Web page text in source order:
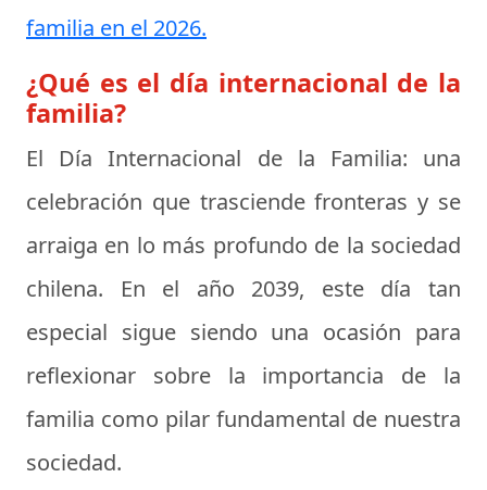
familia en el 2026.
¿Qué es el día internacional de la
familia?
El Día Internacional de la Familia: una
celebración que trasciende fronteras y se
arraiga en lo más profundo de la sociedad
chilena. En el año 2039, este día tan
especial sigue siendo una ocasión para
reflexionar sobre la importancia de la
familia como pilar fundamental de nuestra
sociedad.